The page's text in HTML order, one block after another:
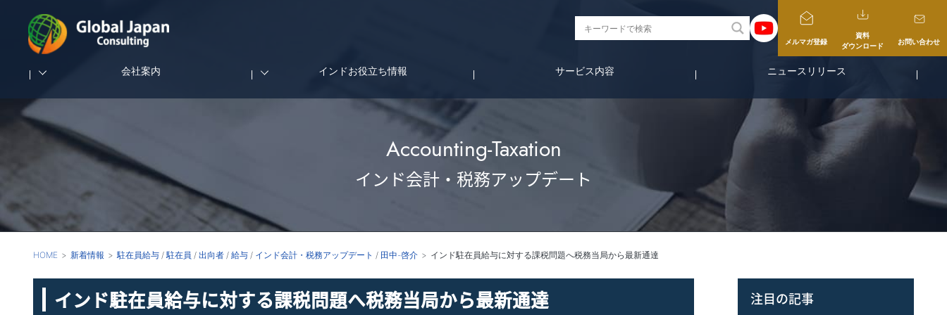
メルマガ登録
資料
ダウンロード
お問い合わせ
会社案内 インドお役立ち情報 サービス内容 ニュースリリース
Accounting-Taxation
インド会計・税務アップデート
HOME 新着情報 駐在員給与 /駐在員 / 出向者 / 給与 / インド会計・税務アップデート / 田中-啓介 インド駐在員給与に対する課税問題へ税務当局から最新通達
インド駐在員給与に対する課税問題へ税務当局から最新通達 注目の記事